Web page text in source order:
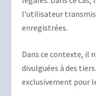
l’utilisateur
enregistrées.
Dans ce contexte, il
divulguées à des
exclusivement pour